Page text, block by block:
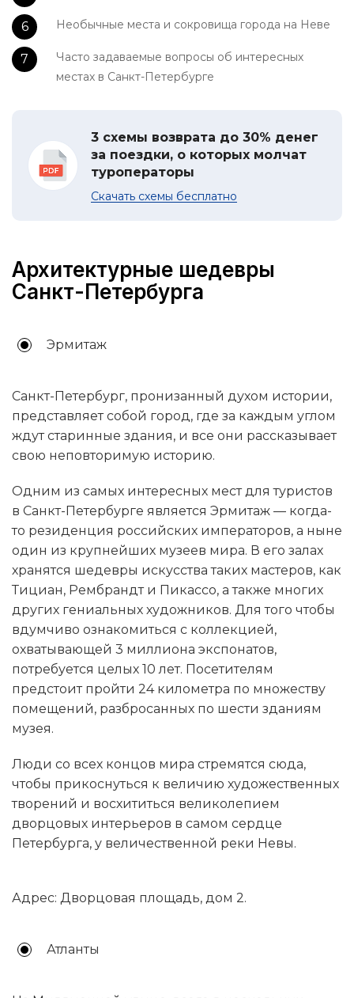
Необычные места и сокровища города на Неве
Часто задаваемые вопросы об интересных
местах в Санкт-Петербурге
3 схемы возврата до 30% денег
за поездки, о которых молчат
туроператоры
Скачать схемы бесплатно
Архитектурные шедевры
Санкт-Петербурга
Эрмитаж
Санкт-Петербург, пронизанный духом истории,
представляет собой город, где за каждым углом
ждут старинные здания, и все они рассказывает
свою неповторимую историю.
Одним из самых интересных мест для туристов
в Санкт-Петербурге является Эрмитаж — когда-
то резиденция российских императоров, а ныне
один из крупнейших музеев мира. В его залах
хранятся шедевры искусства таких мастеров, как
Тициан, Рембрандт и Пикассо, а также многих
других гениальных художников. Для того чтобы
вдумчиво ознакомиться с коллекцией,
охватывающей 3 миллиона экспонатов,
потребуется целых 10 лет. Посетителям
предстоит пройти 24 километра по множеству
помещений, разбросанных по шести зданиям
музея.
Люди со всех концов мира стремятся сюда,
чтобы прикоснуться к величию художественных
творений и восхититься великолепием
дворцовых интерьеров в самом сердце
Петербурга, у величественной реки Невы.
Адрес: Дворцовая площадь, дом 2.
Атланты